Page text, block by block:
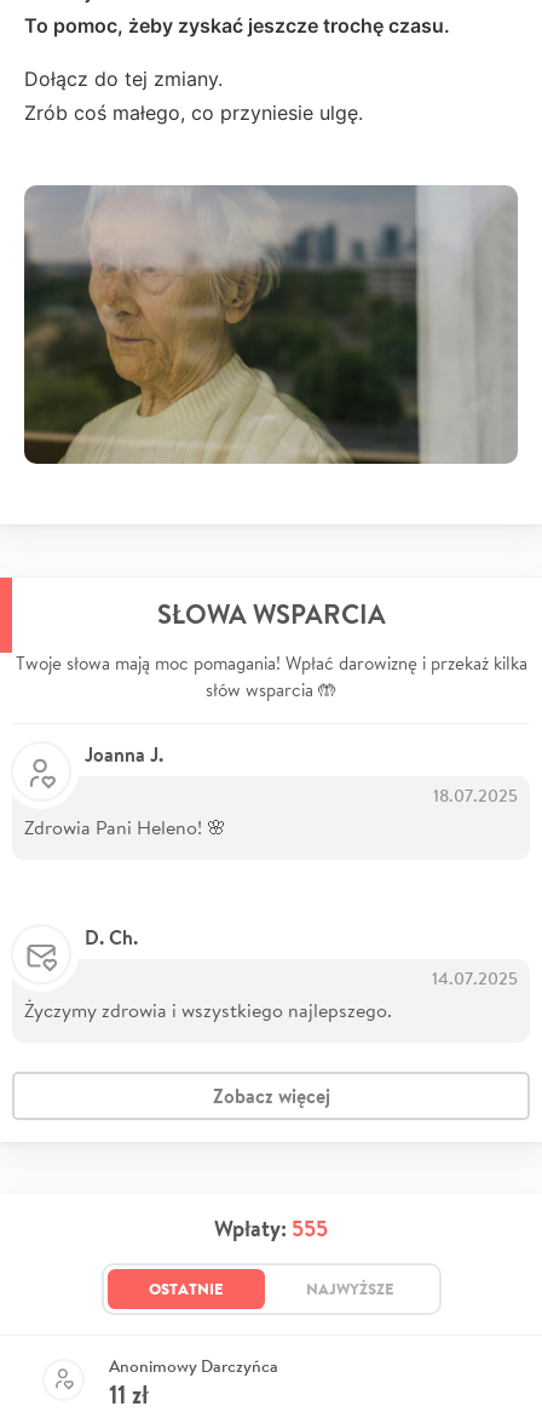
To pomoc, żeby zyskać jeszcze trochę czasu.
Dołącz do tej zmiany.
Zrób coś małego, co przyniesie ulgę.
SŁOWA WSPARCIA
Twoje słowa mają moc pomagania! Wpłać darowiznę i przekaż kilka
słów wsparcia 🤲
Joanna J.
18.07.2025
Zdrowia Pani Heleno! 🌸
D. Ch.
14.07.2025
Życzymy zdrowia i wszystkiego najlepszego.
Zobacz więcej
Wpłaty: 555
OSTATNIE NAJWYŻSZE
Anonimowy Darczyńca
11 zł